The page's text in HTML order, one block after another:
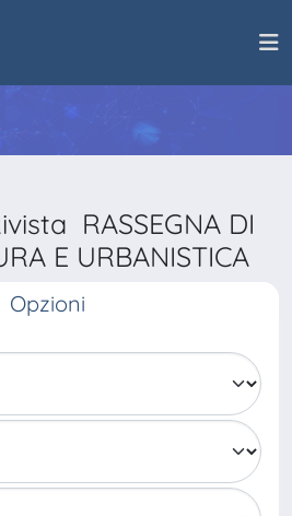
RASSEGNA DI
E URBANISTICA
Opzioni